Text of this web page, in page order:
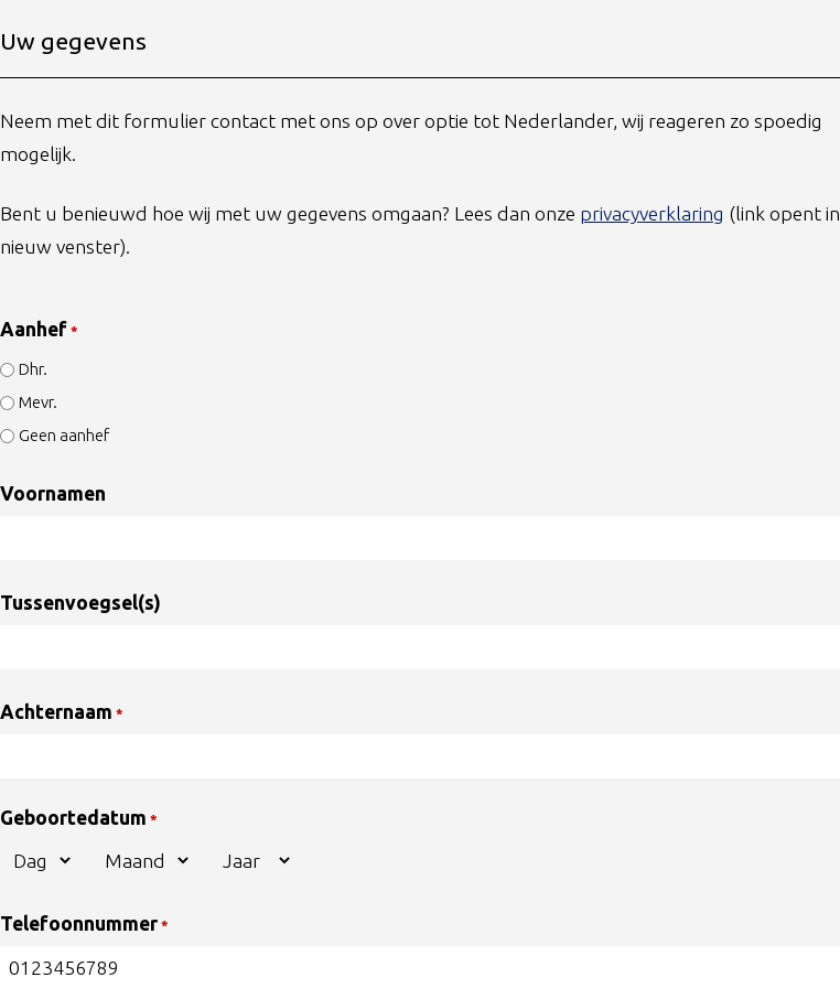
Uw gegevens
Neem met dit formulier contact met ons op over optie tot Nederlander, wij reageren zo spoedig
mogelijk.
Bent u benieuwd hoe wij met uw gegevens omgaan? Lees dan onze privacyverklaring (link opent in
nieuw venster).
Aanhef *
Dhr.
Mevr.
Geen aanhef
Voornamen
Tussenvoegsel(s)
Achternaam *
Geboortedatum *
Telefoonnummer *